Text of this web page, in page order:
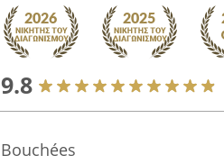
9.8
Bouchées